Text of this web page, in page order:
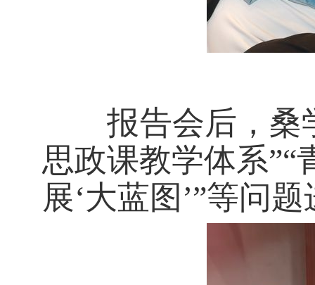
报告会后，桑学
思政课教学体系”“
展‘大蓝图’”等问